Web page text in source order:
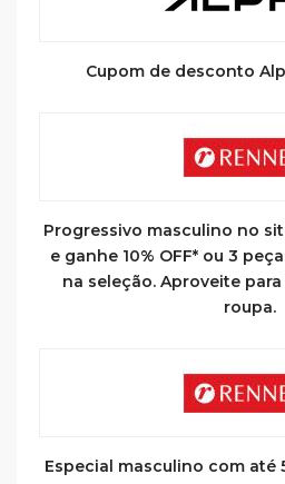
Cupom de desconto
Progressivo masculino no
e ganhe 10% OFF* ou 3
na seleção. Aproveite
roupa.
Especial masculino com até